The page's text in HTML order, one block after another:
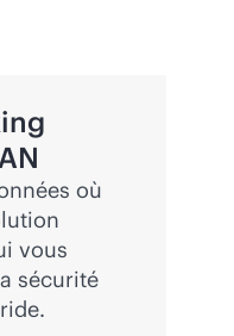
où
vous
sécurité